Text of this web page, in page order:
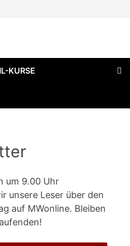
KURSE
um 9.00 Uhr
unsere Leser über den
auf MWonline. Bleiben